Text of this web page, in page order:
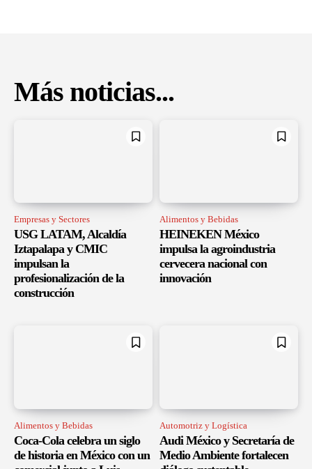
Más noticias...
Empresas y Sectores
USG LATAM, Alcaldía
Iztapalapa y CMIC
impulsan la
profesionalización de la
construcción
Alimentos y Bebidas
HEINEKEN México
impulsa la agroindustria
cervecera nacional con
innovación
Alimentos y Bebidas
Coca-Cola celebra un siglo
de historia en México con un
Automotriz y Logística
Audi México y Secretaría de
Medio Ambiente fortalecen